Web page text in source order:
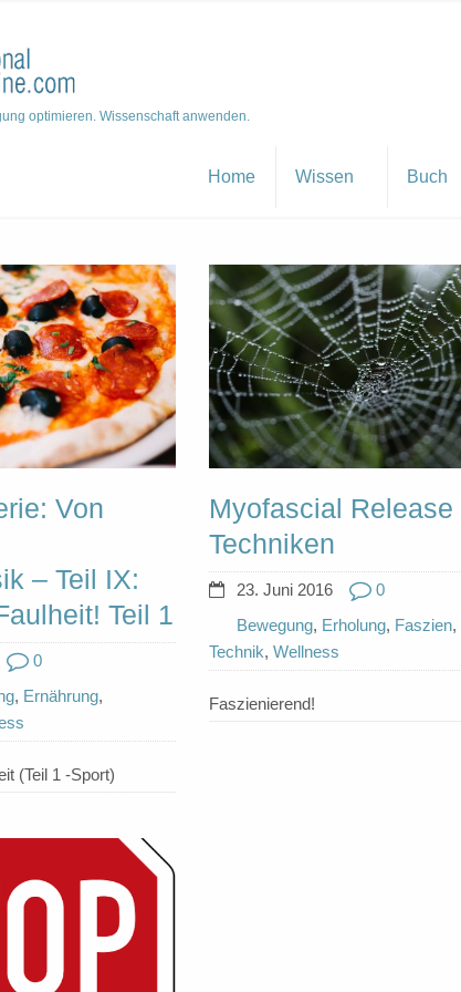
optimieren. Wissenschaft anwenden.
Home Wissen Buch
Von
– Teil IX:
Teil 1
0
, Ernährung,
(Teil 1 -Sport)
Myofascial Release
Techniken
23. Juni 2016
0
Bewegung, Erholung, Faszien,
Technik,Wellness
Faszienierend!